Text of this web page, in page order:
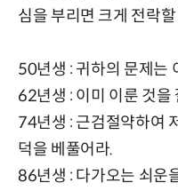
심을 부리면 크게 전락
50년생 : 귀하의 문제는
62년생 : 이미 이룬 것을
74년생 : 근검절약하여
덕을 베풀어라.
86년생 : 다가오는 쇠운